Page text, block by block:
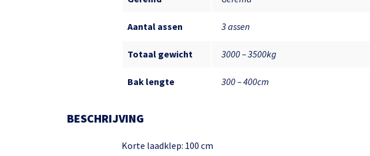
Aantal assen 3 assen
Totaal gewicht 3000 – 3500kg
Bak lengte 300 – 400cm
BESCHRIJVING
Korte laadklep: 100 cm